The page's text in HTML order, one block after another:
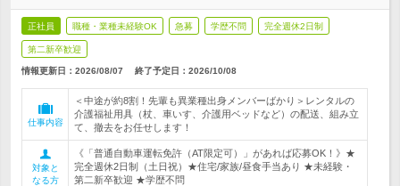
正社員 職種・業種未経験OK 急募 学歴不問 完全週休2日制
第二新卒歓迎
情報更新日：2026/08/07 終了予定日： 2026/10/08
仕事内容
＜中途が約8割！先輩も異業種出身メンバーばかり＞レンタルの
介護福祉用具（杖、車いす、介護用ベッドなど）の配送、組み立
て、撤去をお任せします！
対象と
なる方
《「普通自動車運転免許（AT限定可）」があれば応募OK！》★
完全週休2日制（土日祝）★住宅/家族/昼食手当あり ★未経験・
第二新卒歓迎 ★学歴不問